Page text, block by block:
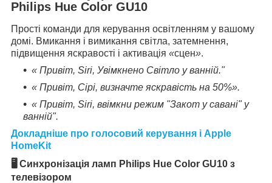
Philips Hue Color GU10
Прості команди для керування освітленням у вашому
домі. Вмикання і вимикання світла, затемнення,
підвищення яскравості і активація «сцен».
« Привіт, Siri, Увімкнено Світло у ванній."
« Привіт, Сірі, визначте яскравість на 50%».
« Привіт, Siri, ввімкни режим "Закот у савані" у
ванній".
Докладніше про голосовий керування і Apple
HomeKit
🖥 Синхронізація ламп Philips Hue Color GU10 з
телевізором